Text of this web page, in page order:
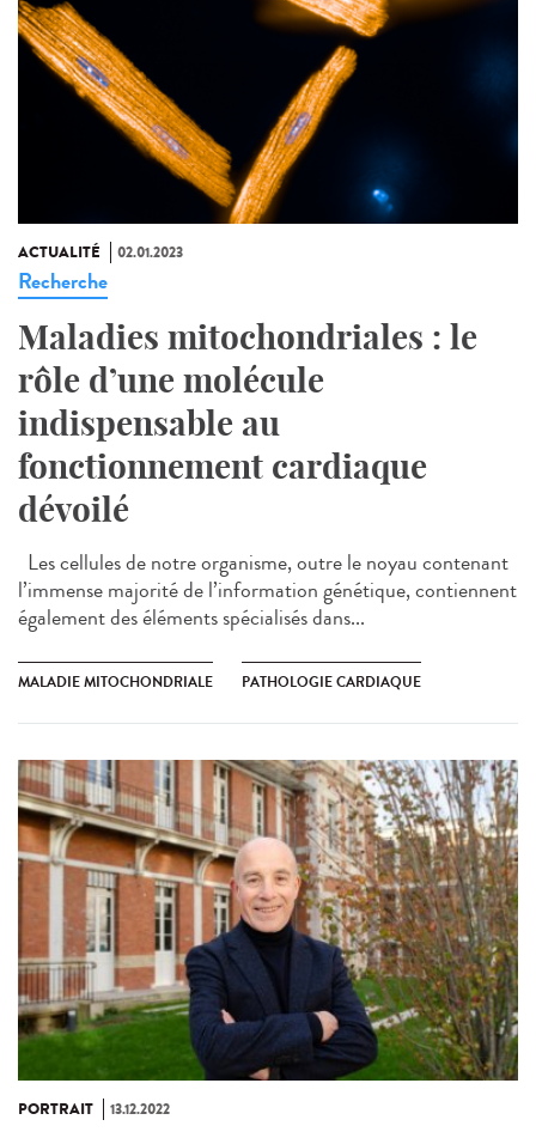
ACTUALITÉ 02.01.2023
Recherche
Maladies mitochondriales : le
rôle d’une molécule
indispensable au
fonctionnement cardiaque
dévoilé
Les cellules de notre organisme, outre le noyau contenant
l’immense majorité de l’information génétique, contiennent
également des éléments spécialisés dans...
MALADIE MITOCHONDRIALE PATHOLOGIE CARDIAQUE
PORTRAIT 13.12.2022